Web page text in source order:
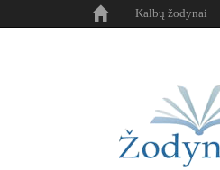
Kalbų žodynai